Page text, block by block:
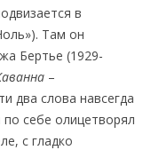
в
Там он
Бертье (1929-
–
два слова навсегда
себе олицетворял
с гладко